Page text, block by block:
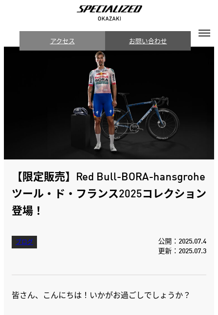
アクセス お問い合わせ
【限定販売】Red Bull-BORA-hansgrohe
ツール・ド・フランス2025コレクション
登場！
ブログ
公開：2025.07.4
更新：2025.07.3
皆さん、こんにちは！いかがお過ごしでしょうか？